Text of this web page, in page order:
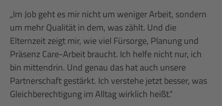
„Im Job geht es mir nicht um weniger Arbeit, sondern
um mehr Qualität in dem, was zählt. Und die
Elternzeit zeigt mir, wie viel Fürsorge, Planung und
Präsenz Care-Arbeit braucht. Ich helfe nicht nur, ich
bin mittendrin. Und genau das hat auch unsere
Partnerschaft gestärkt. Ich verstehe jetzt besser, was
Gleichberechtigung im Alltag wirklich heißt.“